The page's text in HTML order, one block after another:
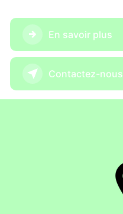
En savoir plus
Contactez-nous